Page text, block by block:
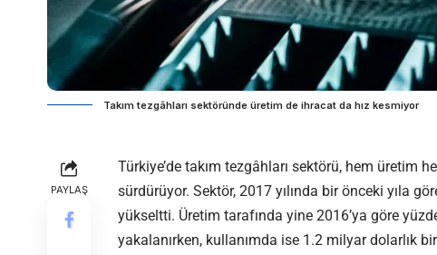
Takım tezgâhları sektöründe üretim de ihracat da hız kesmiyor
PAYLAŞ
Türkiye’de takım tezgâhları sektörü, hem üretim
sürdürüyor. Sektör, 2017 yılında bir önceki yıla
yükseltti. Üretim tarafında yine 2016’ya göre
yakalanırken, kullanımda ise 1.2 milyar dolarlık